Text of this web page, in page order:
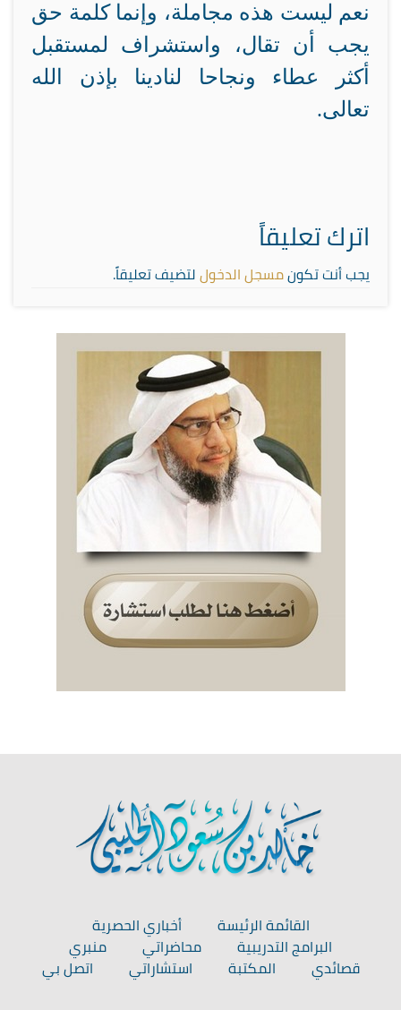
نعم ليست هذه مجاملة، وإنما كلمة حق
يجب أن تقال، واستشراف لمستقبل
أكثر عطاء ونجاحا لنادينا بإذن الله
تعالى.
اترك تعليقاً
يجب أنت تكونمسجل الدخوللتضيف تعليقاً.
القائمة الرئيسة
أخباري الحصرية
البرامج التدريبية
محاضراتي
منبري
قصائدي
المكتبة استشاراتي اتصل بي